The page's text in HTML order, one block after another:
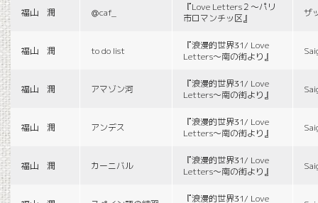
福山 潤 ＠caf_
『Love Letters２〜パリ
市ロマンチッ区』
ザ
福山 潤 to do list
『浪漫的世界31/ Love
Letters〜南の街より』
福山 潤 アマゾン河
『浪漫的世界31/ Love
Letters〜南の街より』
福山 潤 アンデス
『浪漫的世界31/ Love
Letters〜南の街より』
福山 潤 カーニバル
『浪漫的世界31/ Love
Letters〜南の街より』
『浪漫的世界31/ Love